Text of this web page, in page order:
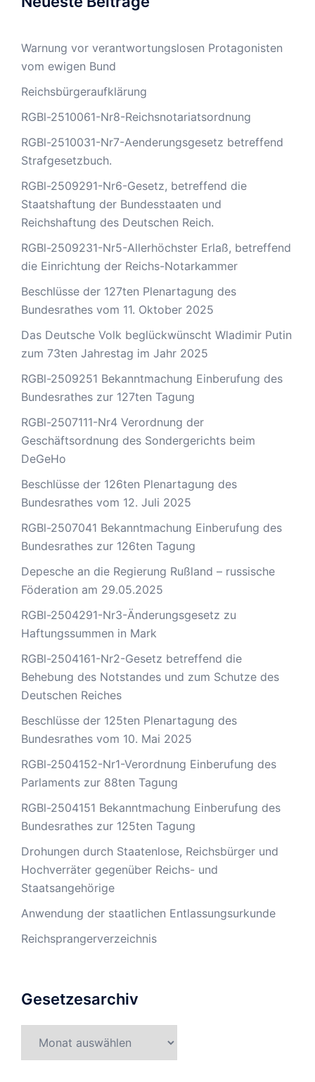
Warnung vor verantwortungslosen Protagonisten
vom ewigen Bund
Reichsbürgeraufklärung
RGBl-2510061-Nr8-Reichsnotariatsordnung
RGBl-2510031-Nr7-Aenderungsgesetz betreffend
Strafgesetzbuch.
RGBl-2509291-Nr6-Gesetz, betreffend die
Staatshaftung der Bundesstaaten und
Reichshaftung des Deutschen Reich.
RGBl-2509231-Nr5-Allerhöchster Erlaß, betreffend
die Einrichtung der Reichs-Notarkammer
Beschlüsse der 127ten Plenartagung des
Bundesrathes vom 11. Oktober 2025
Das Deutsche Volk beglückwünscht Wladimir Putin
zum 73ten Jahrestag im Jahr 2025
RGBl-2509251 Bekanntmachung Einberufung des
Bundesrathes zur 127ten Tagung
RGBl-2507111-Nr4 Verordnung der
Geschäftsordnung des Sondergerichts beim
DeGeHo
Beschlüsse der 126ten Plenartagung des
Bundesrathes vom 12. Juli 2025
RGBl-2507041 Bekanntmachung Einberufung des
Bundesrathes zur 126ten Tagung
Depesche an die Regierung Rußland – russische
Föderation am 29.05.2025
RGBl-2504291-Nr3-Änderungsgesetz zu
Haftungssummen in Mark
RGBl-2504161-Nr2-Gesetz betreffend die
Behebung des Notstandes und zum Schutze des
Deutschen Reiches
Beschlüsse der 125ten Plenartagung des
Bundesrathes vom 10. Mai 2025
RGBl-2504152-Nr1-Verordnung Einberufung des
Parlaments zur 88ten Tagung
RGBl-2504151 Bekanntmachung Einberufung des
Bundesrathes zur 125ten Tagung
Drohungen durch Staatenlose, Reichsbürger und
Hochverräter gegenüber Reichs- und
Staatsangehörige
Anwendung der staatlichen Entlassungsurkunde
Reichsprangerverzeichnis
Gesetzesarchiv